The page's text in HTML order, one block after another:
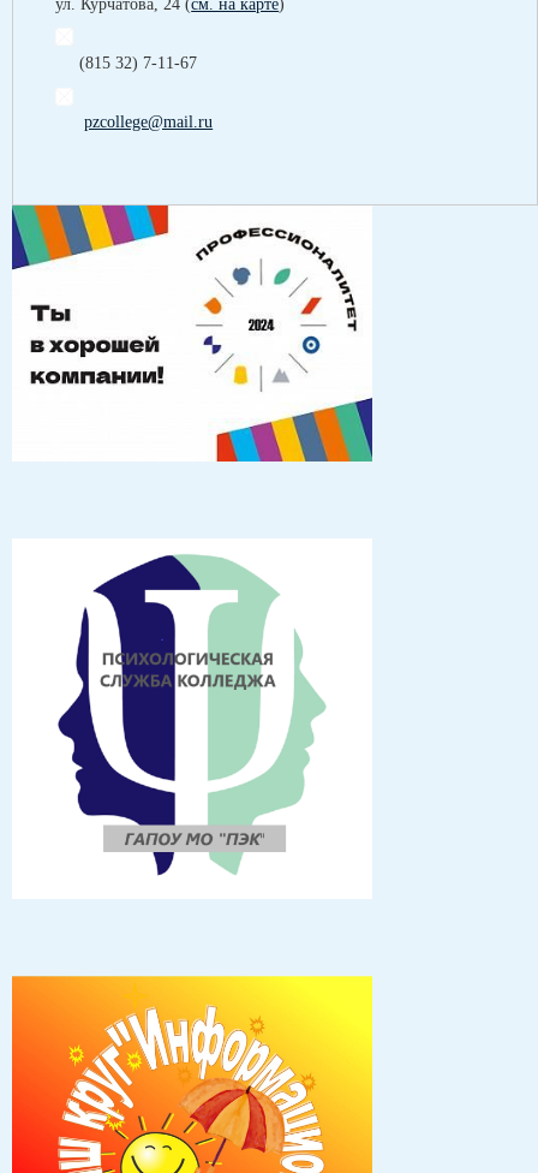
ул. Курчатова, 24 (см. на карте)
(815 32) 7-11-67
pzcollege@mail.ru